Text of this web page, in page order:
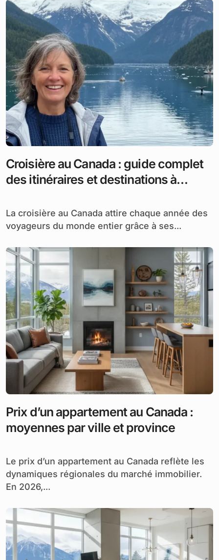
Croisière au Canada : guide complet
des itinéraires et destinations à
La croisière au Canada attire chaque année des
voyageurs du monde entier grâce à ses...
Prix d’un appartement au Canada :
moyennes par ville et province
Le prix d’un appartement au Canada reflète les
dynamiques régionales du marché immobilier.
En 2026,...